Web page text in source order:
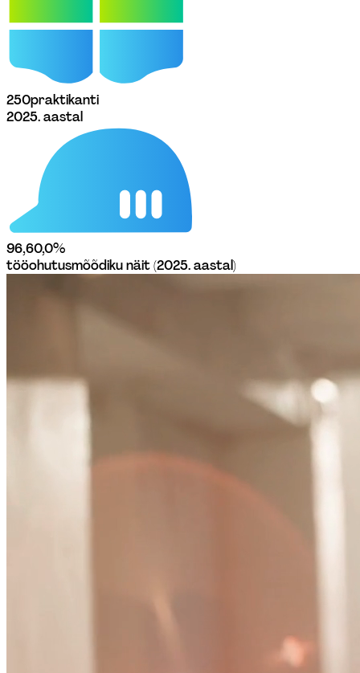
250praktikanti
2025. aastal
96,60,0%
tööohutusmõõdiku näit (2025. aastal)